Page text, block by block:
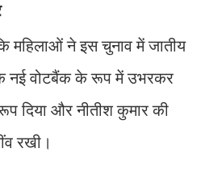
महिलाओं ने इस चुनाव में जातीय
नई वोटबैंक के रूप में उभरकर
दिया और नीतीश कुमार की
रखी।